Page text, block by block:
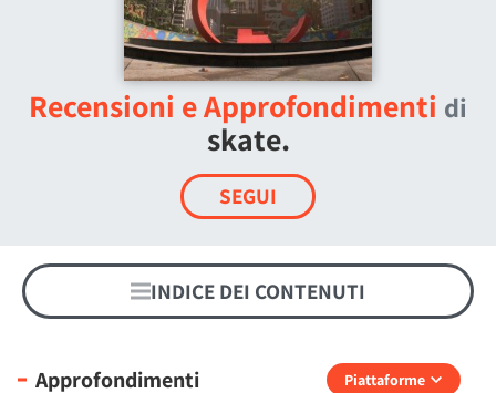
Recensioni e Approfondimenti di
skate.
SEGUI
INDICE DEI CONTENUTI
Approfondimenti Piattaforme